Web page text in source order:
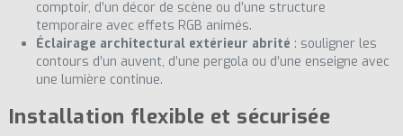
comptoir, d’un décor de scène ou d’une structure
temporaire avec effets RGB animés.
Éclairage architectural extérieur abrité : souligner les
contours d’un auvent, d’une pergola ou d’une enseigne avec
une lumière continue.
Installation flexible et sécurisée